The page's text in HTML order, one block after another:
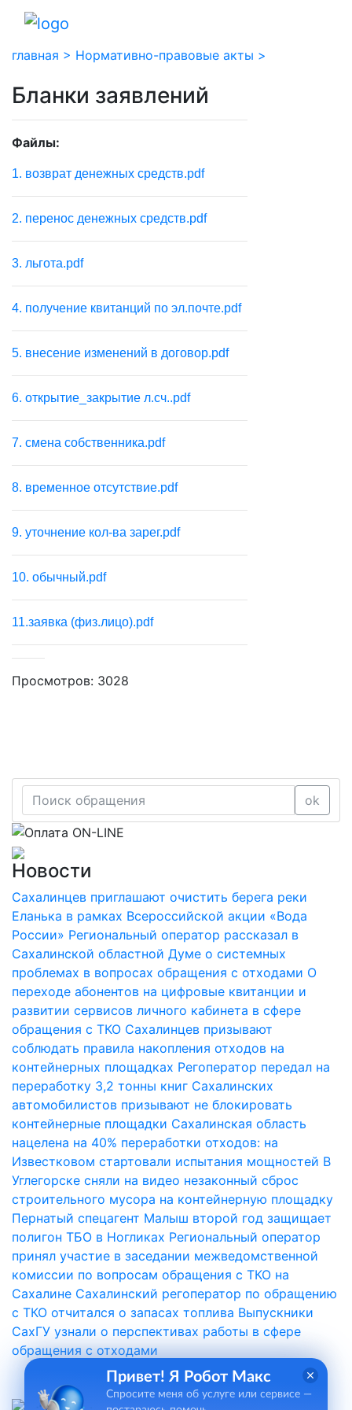
главная > Нормативно-правовые акты >
Бланки заявлений
Файлы:
1. возврат денежных средств.pdf
2. перенос денежных средств.pdf
3. льгота.pdf
4. получение квитанций по эл.почте.pdf
5. внесение изменений в договор.pdf
6. открытие_закрытие л.сч..pdf
7. смена собственника.pdf
8. временное отсутствие.pdf
9. уточнение кол-ва зарег.pdf
10. обычный.pdf
11.заявка (физ.лицо).pdf
Просмотров: 3028
ok
Новости
Сахалинцев приглашают очистить берега реки
Еланька в рамках Всероссийской акции «Вода
России» Региональный оператор рассказал в
Сахалинской областной Думе о системных
проблемах в вопросах обращения с отходами О
переходе абонентов на цифровые квитанции и
развитии сервисов личного кабинета в сфере
обращения с ТКО Сахалинцев призывают
соблюдать правила накопления отходов на
контейнерных площадках Регоператор передал на
переработку 3,2 тонны книг Сахалинских
автомобилистов призывают не блокировать
контейнерные площадки Сахалинская область
нацелена на 40% переработки отходов: на
Известковом стартовали испытания мощностей В
Углегорске сняли на видео незаконный сброс
строительного мусора на контейнерную площадку
Пернатый спецагент Малыш второй год защищает
полигон ТБО в Ногликах Региональный оператор
принял участие в заседании межведомственной
комиссии по вопросам обращения с ТКО на
Сахалине Сахалинский регоператор по обращению
с ТКО отчитался о запасах топлива Выпускники
СахГУ узнали о перспективах работы в сфере
обращения с отходами
Привет! Я Робот Макс
Спросите меня об услуге или сервисе —